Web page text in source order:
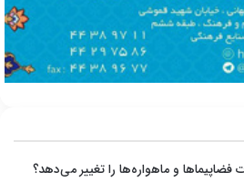
و ماهواره‌ها را تغییر می‌دهد؟